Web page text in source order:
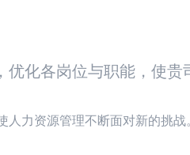
化各岗位与职能，使贵
力资源管理不断面对新的挑